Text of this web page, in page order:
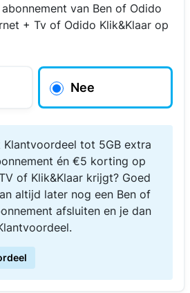
van Ben of Odido
+ Tv of Odido Klik&Klaar op
Nee
tot 5GB extra
én €5 korting op
of Klik&Klaar krijgt? Goed
altijd later nog een Ben of
afsluiten en je dan